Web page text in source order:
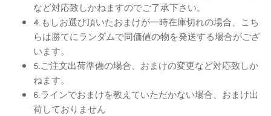
など対応致しかねますのでご了承下さい。
4.もしお選び頂いたおまけが一時在庫切れの場合、こち
らは勝てにランダムで同価値の物を発送する場合がござ
います。
5.ご注文出荷準備の場合、おまけの変更など対応致しか
ねます。
6.ラインでおまけを教えていただかない場合、おまけ出
荷しておりません